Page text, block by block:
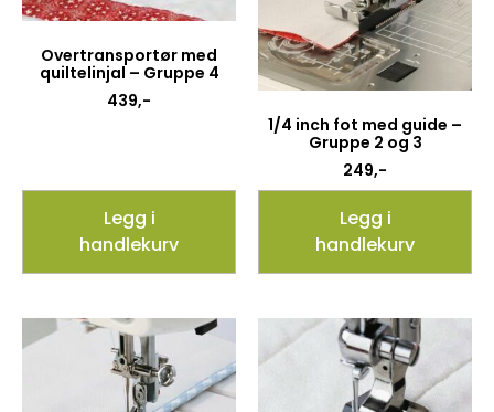
Overtransportør med
quiltelinjal – Gruppe 4
439,-
Legg i
handlekurv
1/4 inch fot med guide –
Gruppe 2 og 3
249,-
Legg i
handlekurv